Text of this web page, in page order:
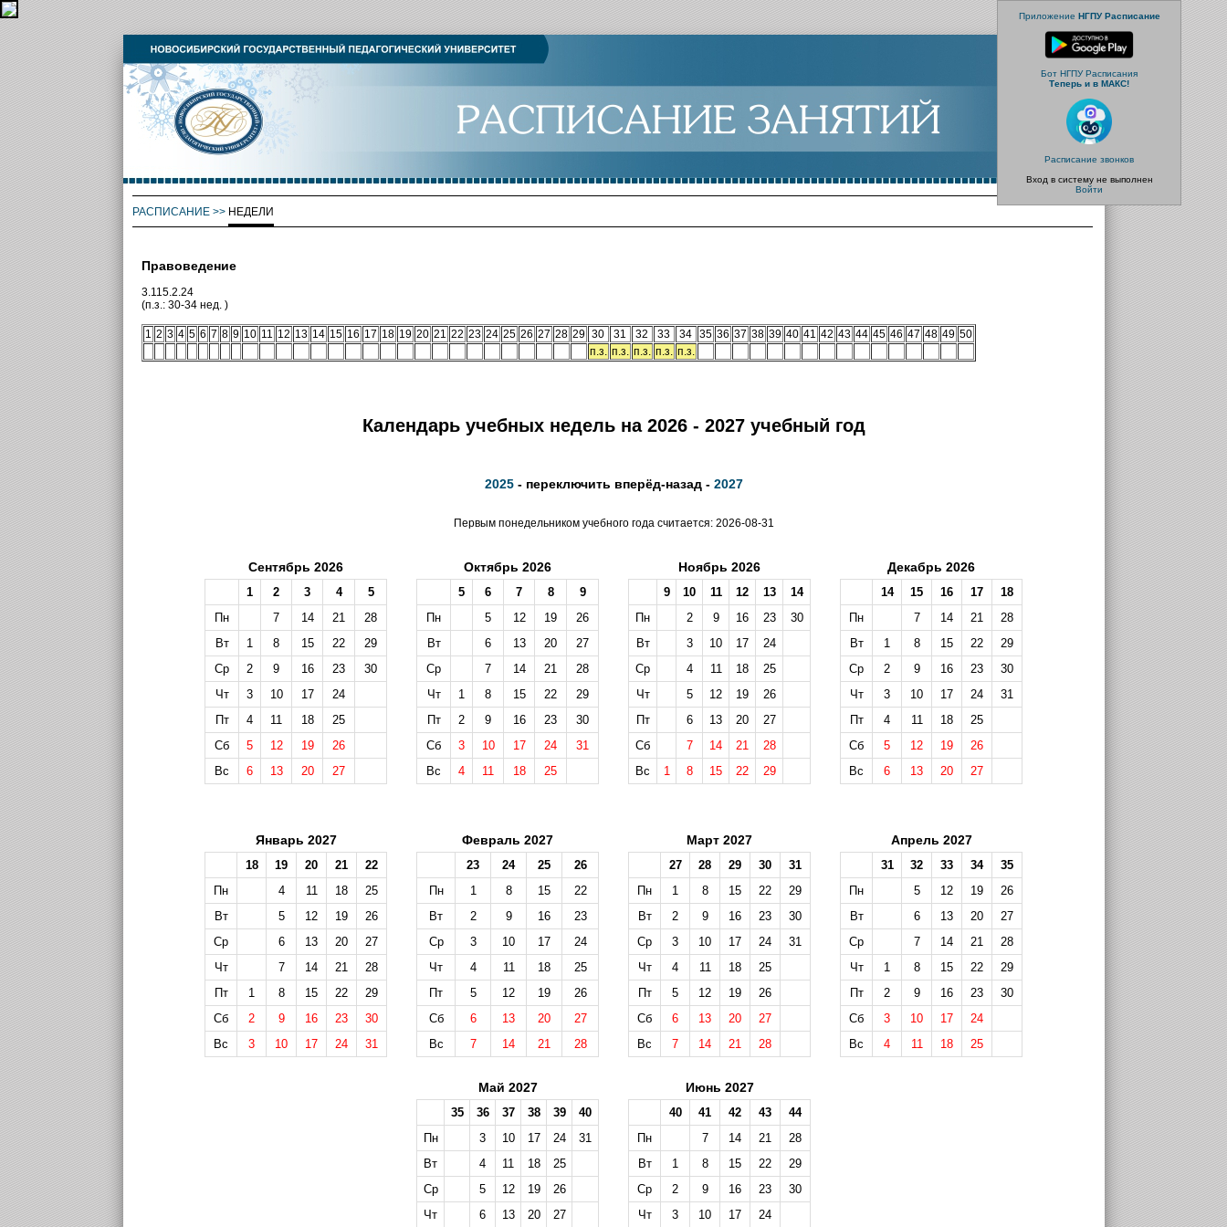
Приложение НГПУ Расписание
Бот НГПУ Расписания
Теперь и в МАКС!
Расписание звонков
Вход в систему не выполнен
Войти
РАСПИСАНИЕ>> НЕДЕЛИ
Правоведение
3.115.2.24
(п.з.: 30-34 нед. )
1 2 3 4 5 6 7 8 9 10 11 12 13 14 15 16 17 18 19 20 21 22 23 24 25 26 27 28 29 30 31 32 33 34 35 36 37 38 39 40 41 42 43 44 45 46 47 48 49 50
п.з. п.з. п.з. п.з. п.з.
Календарь учебных недель на 2026 - 2027 учебный год
2025- переключить вперёд-назад - 2027
Первым понедельником учебного года считается: 2026-08-31
Сентябрь 2026
1 2 3 4
5
Пн
7 14 21
28
Вт
1 8 15 22
29
Ср
2 9 16 23
30
Чт
3 10 17
24
Пт
4 11 18
25
Сб
5 12 19
26
Вс
6 13 20 27
Октябрь 2026
5 6 7 8
9
Пн
5 12 19
26
Вт
6 13 20
27
Ср
7 14 21
28
Чт
1 8 15 22
29
Пт
2 9 16 23
30
Сб
3 10 17 24
31
Вс
4 11 18 25
Ноябрь 2026
9 10 11 12 13
14
Пн
2 9 16 23
30
Вт
3 10 17
24
Ср
4 11 18
25
Чт
5 12 19
26
Пт
6 13 20
27
Сб
7 14 21
28
Вс
1 8 15 22 29
Декабрь 2026
14 15 16 17
18
Пн
7 14 21
28
Вт
1 8 15 22
29
Ср
2 9 16 23
30
Чт
3 10 17 24
31
Пт
4 11 18
25
Сб
5 12 19
26
Вс
6 13 20 27
Январь 2027
18 19 20 21
22
Пн
4 11 18
25
Вт
5 12 19
26
Ср
6 13 20
27
Чт
7 14 21
28
Пт
1 8 15 22
29
Сб
2 9 16 23
30
Вс
3 10 17 24 31
Февраль 2027
23 24 25
26
Пн
1 8 15
22
Вт
2 9 16
23
Ср
3 10 17
24
Чт
4 11 18
25
Пт
5 12 19
26
Сб
6 13 20
27
Вс
7 14 21 28
Март 2027
27 28 29 30
31
Пн
1 8 15 22
29
Вт
2 9 16 23
30
Ср
3 10 17 24
31
Чт
4 11 18
25
Пт
5 12 19
26
Сб
6 13 20
27
Вс
7 14 21 28
Апрель 2027
31 32 33 34
35
Пн
5 12 19
26
Вт
6 13 20
27
Ср
7 14 21
28
Чт
1 8 15 22
29
Пт
2 9 16 23
30
Сб
3 10 17
24
Вс
4 11 18 25
Май 2027
35 36 37 38 39
40
Пн
3 10 17 24
31
Вт
4 11 18
25
Ср
5 12 19
26
Чт
6 13 20 27
Июнь 2027
40 41 42 43
44
Пн
7 14 21
28
Вт
1 8 15 22
29
Ср
2 9 16 23
30
Чт
3 10 17 24